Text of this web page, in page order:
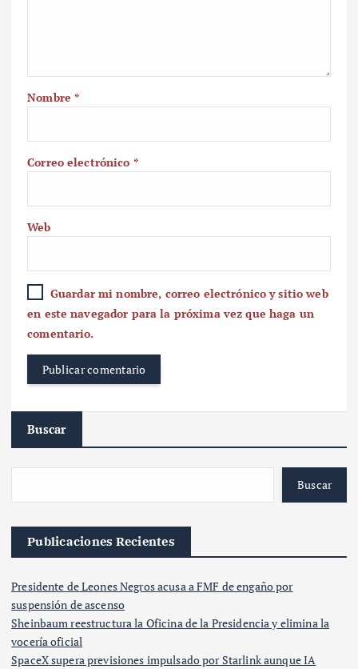
Nombre*
Correo electrónico *
Web
Guardar mi nombre, correo electrónico y sitio web
en este navegador para la próxima vez que haga un
comentario.
Buscar
Buscar
Publicaciones Recientes
Presidente de Leones Negros acusa a FMF de engaño por
suspensión de ascenso
Sheinbaum reestructura la Oficina de la Presidencia y elimina la
vocería oficial
SpaceX supera previsiones impulsado por Starlink aunque IA